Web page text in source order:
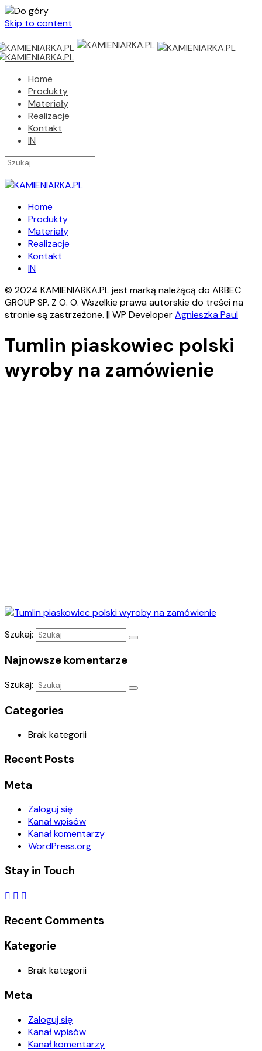
Skip to content
Home
Produkty
Materiały
Realizacje
Kontakt
IN
Home
Produkty
Materiały
Realizacje
Kontakt
IN
© 2024 KAMIENIARKA.PL jest marką należącą do ARBEC
GROUP SP. Z O. O. Wszelkie prawa autorskie do treści na
stronie są zastrzeżone. || WP DeveloperAgnieszka Paul
Tumlin piaskowiec polski
wyroby na zamówienie
Szukaj:
Najnowsze komentarze
Szukaj:
Categories
Brak kategorii
Recent Posts
Meta
Zaloguj się
Kanał wpisów
Kanał komentarzy
WordPress.org
Stay in Touch
Recent Comments
Kategorie
Brak kategorii
Meta
Zaloguj się
Kanał wpisów
Kanał komentarzy